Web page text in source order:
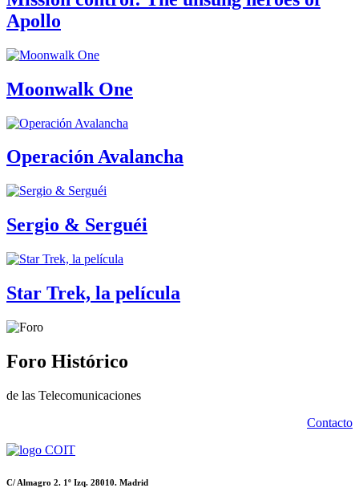
Apollo
Moonwalk One
Operación Avalancha
Sergio & Serguéi
Star Trek, la película
Foro Histórico
de las Telecomunicaciones
Contacto
C/ Almagro 2. 1º Izq. 28010. Madrid